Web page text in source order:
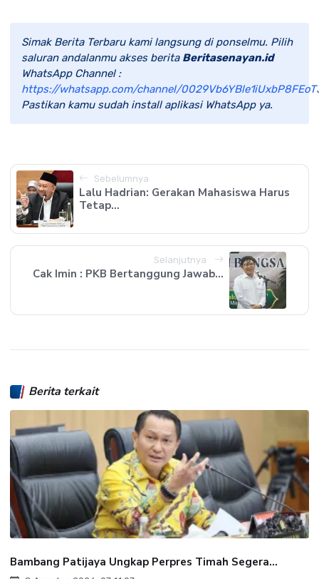
Simak Berita Terbaru kami langsung di ponselmu. Pilih
saluran andalanmu akses berita Beritasenayan.id
WhatsApp Channel :
https://whatsapp.com/channel/
Pastikan kamu sudah install aplikasi WhatsApp ya.
Sebelumnya
Lalu Hadrian: Gerakan Mahasiswa Harus
Tetap...
Selanjutnya
Cak Imin : PKB Bertanggung Jawab...
Berita terkait
Bambang Patijaya Ungkap Perpres Timah Segera...